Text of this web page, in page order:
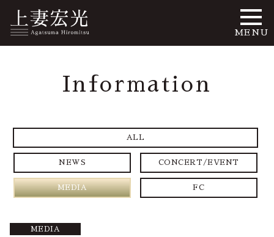
MENU
Information
ALL
NEWS CONCERT/EVENT
MEDIA FC
MEDIA